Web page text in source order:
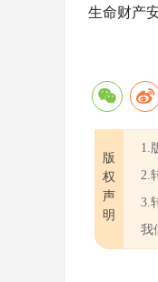
生命财产
版
权
声
明
1.
2.
3.
我